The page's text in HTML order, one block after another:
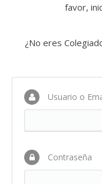
favor,
¿No eres
Usuario o
Contraseña